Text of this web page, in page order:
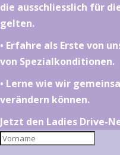
die ausschliesslich für
gelten.
•⁠ ⁠⁠Erfahre als Erste von
von Spezialkonditionen.
•⁠ ⁠⁠Lerne wie wir
verändern können.
Jetzt den Ladies Drive-